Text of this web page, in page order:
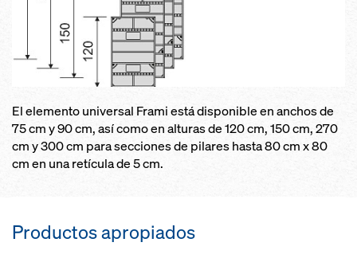
El elemento universal Frami está disponible en anchos de
75 cm y 90 cm, así como en alturas de 120 cm, 150 cm, 270
cm y 300 cm para secciones de pilares hasta 80 cm x 80
cm en una retícula de 5 cm.
Productos apropiados